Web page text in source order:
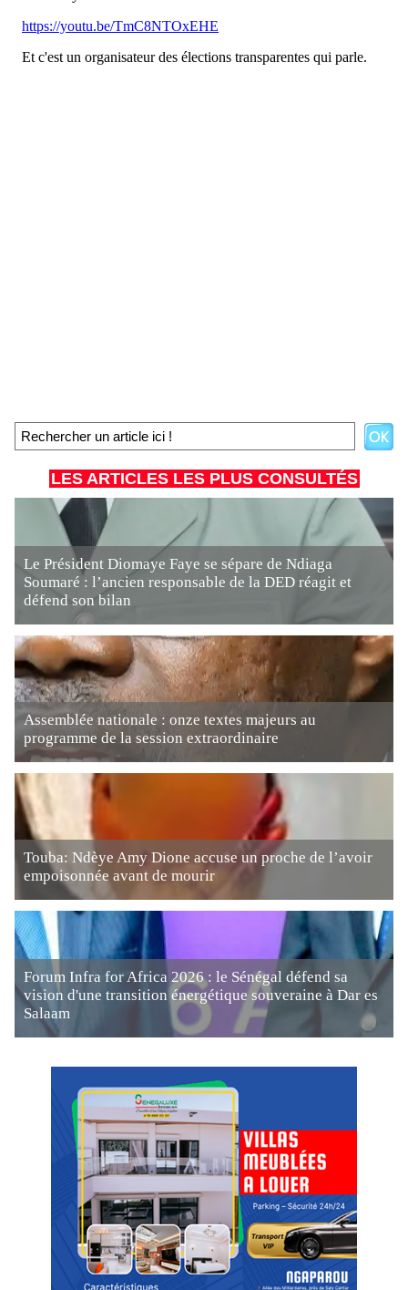
LES ARTICLES LES PLUS CONSULTÉS
Le Président Diomaye Faye se sépare de Ndiaga
Soumaré : l’ancien responsable de la DED réagit et
défend son bilan
Assemblée nationale : onze textes majeurs au
programme de la session extraordinaire
Touba: Ndèye Amy Dione accuse un proche de l’avoir
empoisonnée avant de mourir
Forum Infra for Africa 2026 : le Sénégal défend sa
vision d'une transition énergétique souveraine à Dar es
Salaam